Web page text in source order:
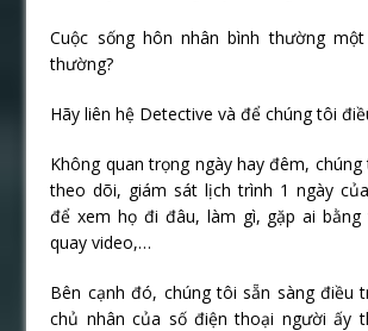
Cuộc sống hôn nhân bình thường
thường?
Hãy liên hệ Detective và để chúng tôi
Không quan trọng ngày hay đêm,
theo dõi, giám sát lịch trình 1 ngày
để xem họ đi đâu, làm gì, gặp ai bằng
quay video,…
Bên cạnh đó, chúng tôi sẵn sàng điều
chủ nhân của số điện thoại người ấy